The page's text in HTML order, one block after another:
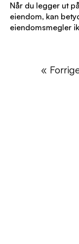
Når du legger ut
eiendom, kan
eiendomsmegler
«